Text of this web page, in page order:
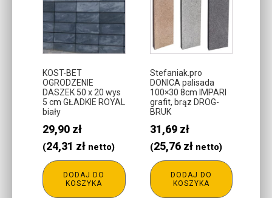
KOST-BET
OGRODZENIE
DASZEK 50 x 20 wys
5 cm GŁADKIE ROYAL
biały
29,90 zł
(24,31 zł netto)
DODAJ DO
KOSZYKA
Stefaniak.pro
DONICA palisada
100×30 8cm IMPARI
grafit, brąz DROG-
BRUK
31,69 zł
(25,76 złnetto)
DODAJ DO
KOSZYKA